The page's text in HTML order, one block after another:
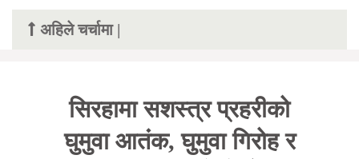
अहिले चर्चामा |
सिरहामा सशस्त्र प्रहरीको
घुमुवा आतंक, घुमुवा गिरोह र